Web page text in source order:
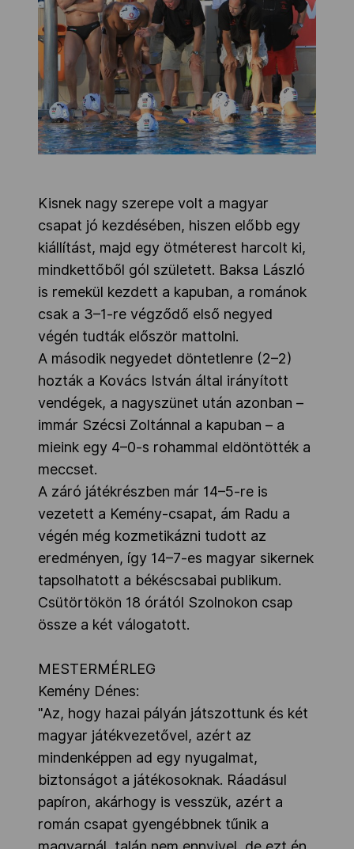
Kisnek nagy szerepe volt a magyar
csapat jó kezdésében, hiszen előbb egy
kiállítást, majd egy ötméterest harcolt ki,
mindkettőből gól született. Baksa László
is remekül kezdett a kapuban, a románok
csak a 3–1-re végződő első negyed
végén tudták először mattolni.
A második negyedet döntetlenre (2–2)
hozták a Kovács István által irányított
vendégek, a nagyszünet után azonban –
immár Szécsi Zoltánnal a kapuban – a
mieink egy 4–0-s rohammal eldöntötték a
meccset.
A záró játékrészben már 14–5-re is
vezetett a Kemény-csapat, ám Radu a
végén még kozmetikázni tudott az
eredményen, így 14–7-es magyar sikernek
tapsolhatott a békéscsabai publikum.
Csütörtökön 18 órától Szolnokon csap
össze a két válogatott.
MESTERMÉRLEG
Kemény Dénes:
"Az, hogy hazai pályán játszottunk és két
magyar játékvezetővel, azért az
mindenképpen ad egy nyugalmat,
biztonságot a játékosoknak. Ráadásul
papíron, akárhogy is vesszük, azért a
román csapat gyengébbnek tűnik a